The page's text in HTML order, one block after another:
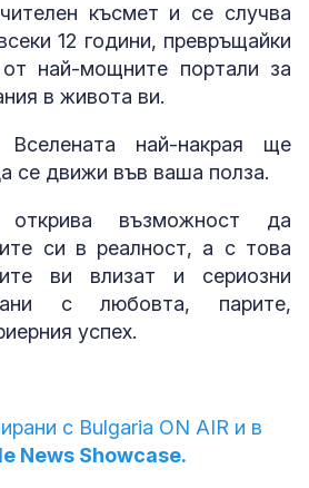
късмет и се случва
12 години, превръщайки
най-мощните портали за
в живота ви.
най-накрая ще
се движи във ваша полза.
възможност да
си в реалност, а с това
ви влизат и сериозни
с любовта, парите,
успех.
с Bulgaria ON AIR и в
News Showcase.